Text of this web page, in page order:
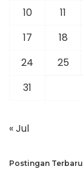
10
11
17
18
24
25
31
« Jul
Postingan Terbaru